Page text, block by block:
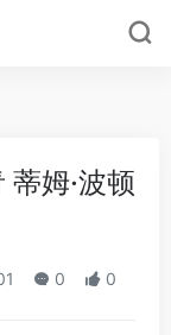
蒂姆·波顿
0 0